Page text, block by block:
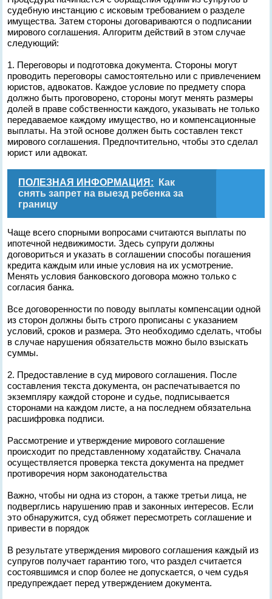
судебную инстанцию с исковым требованием о разделе
имущества. Затем стороны договариваются о подписании
мирового соглашения. Алгоритм действий в этом случае
следующий:
1. Переговоры и подготовка документа. Стороны могут
проводить переговоры самостоятельно или с привлечением
юристов, адвокатов. Каждое условие по предмету спора
должно быть проговорено, стороны могут менять размеры
долей в праве собственности каждого, указывать не только
передаваемое каждому имущество, но и компенсационные
выплаты. На этой основе должен быть составлен текст
мирового соглашения. Предпочтительно, чтобы это сделал
юрист или адвокат.
ПОЛЕЗНАЯ ИНФОРМАЦИЯ:
Как
снять запрет на выезд ребенка за
границу
Чаще всего спорными вопросами считаются выплаты по
ипотечной недвижимости. Здесь супруги должны
договориться и указать в соглашении способы погашения
кредита каждым или иные условия на их усмотрение.
Менять условия банковского договора можно только с
согласия банка.
Все договоренности по поводу выплаты компенсации одной
из сторон должны быть строго прописаны с указанием
условий, сроков и размера. Это необходимо сделать, чтобы
в случае нарушения обязательств можно было взыскать
суммы.
2. Предоставление в суд мирового соглашения. После
составления текста документа, он распечатывается по
экземпляру каждой стороне и судье, подписывается
сторонами на каждом листе, а на последнем обязательна
расшифровка подписи.
Рассмотрение и утверждение мирового соглашение
происходит по представленному ходатайству. Сначала
осуществляется проверка текста документа на предмет
противоречия норм законодательства
Важно, чтобы ни одна из сторон, а также третьи лица, не
подверглись нарушению прав и законных интересов. Если
это обнаружится, суд обяжет пересмотреть соглашение и
привести в порядок
В результате утверждения мирового соглашения каждый из
супругов получает гарантию того, что раздел считается
состоявшимся и спор более не допускается, о чем судья
предупреждает перед утверждением документа.